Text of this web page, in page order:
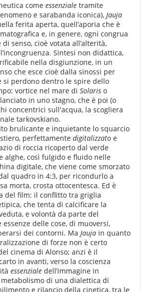
comeessenziale tramite
e sarabanda iconica),Jauja
ferita aperta, quell’aporia che è
e, in genere, ogni congrua
senso, cioè votata all’alterità,
Sintesi non didattica,
nella disgiunzione, in un
che esce cioè dalla sinossi per
si perdono dentro le spire dello
vortice nel mare diSolaris o
in uno stagno, che è poi (o
concentrici sull'acqua, la scogliera
tarkovskiano.
brulicante e inquietante lo squarcio
perfettamentedigitalizzato e
di roccia ricoperto dal verde
alghe, così fulgido e fluido nelle
digitale, che viene come smorzato
quadro in 4:3, per ricondurlo a
morta, crosta ottocentesca. Ed è
del film: il conflitto tra griglia
che tenta di calcificare la
e volontà da parte del
delle cose, di muoversi,
dei contorni. MaJauja in quanto
di forze non è certo
cinema di Alonso; anzi è il
in avanti, verso la coscienza
essenziale dell’immagine in
di una dialettica di
e rilancio della cinetica, tra le